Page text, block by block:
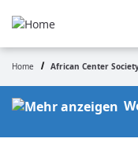
principal
Ruta
de
Home African Center